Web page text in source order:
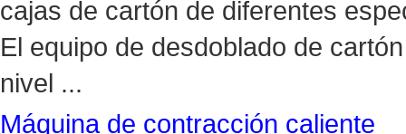
cajas de cartón de diferentes
El equipo de desdoblado de
nivel ...
Máquina de contracción caliente